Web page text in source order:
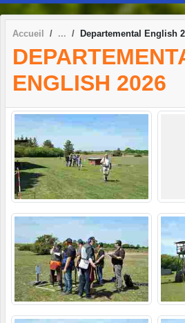
Accueil Departemental English
ENGLISH 2026